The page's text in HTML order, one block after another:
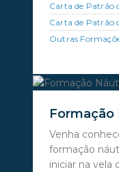
Carta de Patrão
Carta de Patrão
Outras
Formação
Venha
formação
iniciar na vela